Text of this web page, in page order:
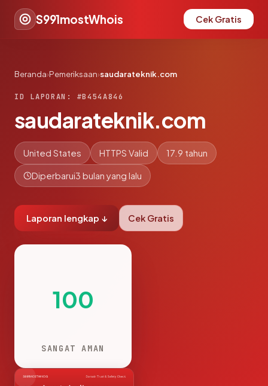
S991mostWhois Cek Gratis
Beranda›Pemeriksaan›saudarateknik.com
ID LAPORAN: #B454A846
saudarateknik.com
United States HTTPS Valid 17.9 tahun
Diperbarui3 bulan yang lalu
Laporan lengkap ↓ Cek Gratis
100
SANGAT AMAN